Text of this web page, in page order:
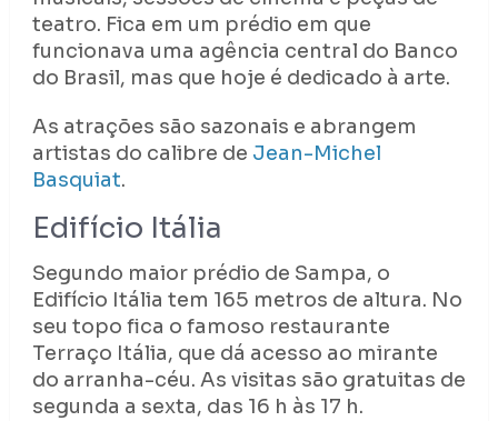
teatro. Fica em um prédio em que
funcionava uma agência central do Banco
do Brasil, mas que hoje é dedicado à arte.
As atrações são sazonais e abrangem
artistas do calibre de Jean-Michel
Basquiat.
Edifício Itália
Segundo maior prédio de Sampa, o
Edifício Itália tem 165 metros de altura. No
seu topo fica o famoso restaurante
Terraço Itália, que dá acesso ao mirante
do arranha-céu. As visitas são gratuitas de
segunda a sexta, das 16 h às 17 h.